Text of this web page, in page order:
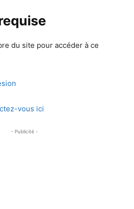
du site pour accéder à ce
vous ici
- Publicité -